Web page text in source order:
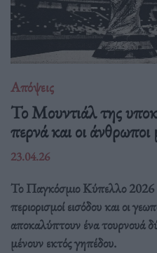
Απόψεις
Το Μουντιάλ της
περνά και οι άνθρωποι
23.04.26
Το Παγκόσμιο Κύπελλο 2026
περιορισμοί εισόδου και οι
αποκαλύπτουν ένα τουρνουά
μένουν εκτός γηπέδου.